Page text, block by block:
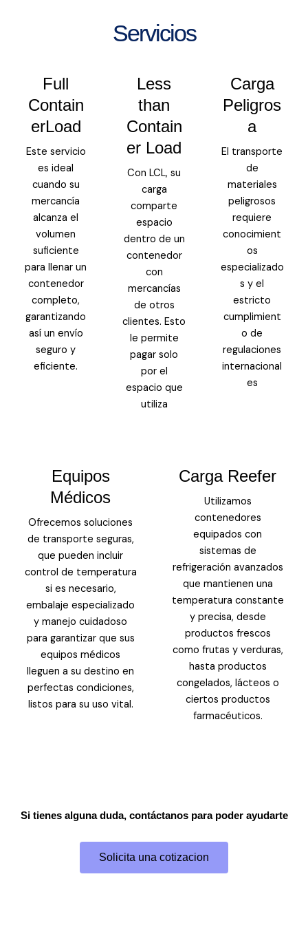
Servicios
Full
Contain
erLoad
Este servicio
es ideal
cuando su
mercancía
alcanza el
volumen
suficiente
para llenar un
contenedor
completo,
garantizando
así un envío
seguro y
eficiente.
Less
than
Contain
er Load
Con LCL, su
carga
comparte
espacio
dentro de un
contenedor
con
mercancías
de otros
clientes. Esto
le permite
pagar solo
por el
espacio que
utiliza
Carga
Peligros
a
El transporte
de
materiales
peligrosos
requiere
conocimient
os
especializado
s y el
estricto
cumplimient
o de
regulaciones
internacional
es
Equipos
Médicos
Ofrecemos soluciones
de transporte seguras,
que pueden incluir
control de temperatura
si es necesario,
embalaje especializado
y manejo cuidadoso
para garantizar que sus
equipos médicos
lleguen a su destino en
perfectas condiciones,
listos para su uso vital.
Carga Reefer
Utilizamos
contenedores
equipados con
sistemas de
refrigeración avanzados
que mantienen una
temperatura constante
y precisa, desde
productos frescos
como frutas y verduras,
hasta productos
congelados, lácteos o
ciertos productos
farmacéuticos.
Si tienes alguna duda, contáctanos para poder ayudarte
Solicita una cotizacion